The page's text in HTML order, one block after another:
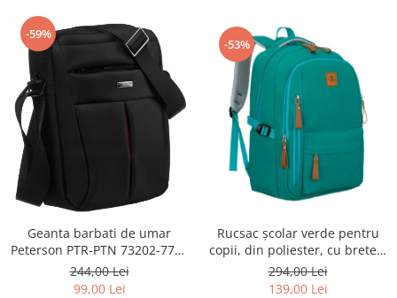
-59%
Geanta barbati de umar
Peterson PTR-PTN 73202-7738
BL
244,00 Lei
99,00 Lei
-53%
Rucsac școlar verde pentru
copii, din poliester, cu bretele
reglabile - Peterson PTR-PTN
BHX-01-9259 Gree
294,00 Lei
139,00 Lei